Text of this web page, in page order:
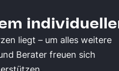
liegt – um alles weitere
Berater freuen sich